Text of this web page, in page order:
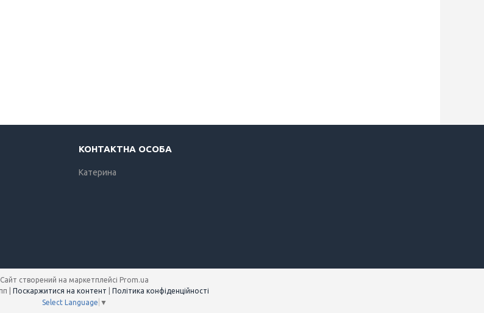
Катерина
Сайт створений на маркетплейсі Prom.ua
Поскаржитися на контент
Політика конфіденційності
Select Language ▼